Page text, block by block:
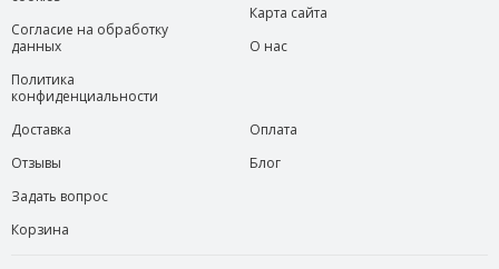
Согласие на обработку
данных
Политика
конфиденциальности
Карта сайта
О нас
Доставка
Отзывы
Задать вопрос
Корзина
Оплата
Блог